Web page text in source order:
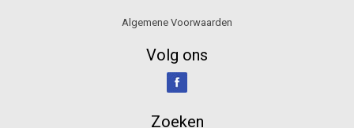
Algemene Voorwaarden
Volg ons
Zoeken